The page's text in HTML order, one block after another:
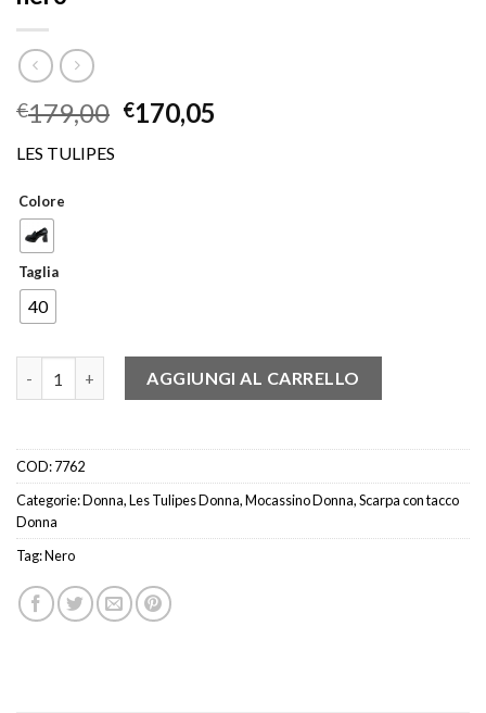
€179,00 €170,05
LES TULIPES
Colore
Taglia
40
Les Tulipes 900 Mocassino tacco naplak nero quantità
AGGIUNGI AL CARRELLO
COD:7762
Categorie:Donna,Les Tulipes Donna,Mocassino Donna,Scarpa con tacco
Donna
Tag:Nero